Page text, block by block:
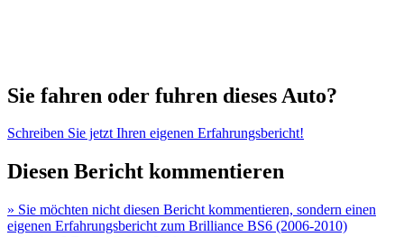
Sie fahren oder fuhren dieses Auto?
Schreiben Sie jetzt Ihren eigenen Erfahrungsbericht!
Diesen Bericht kommentieren
» Sie möchten nicht diesen Bericht kommentieren, sondern einen
eigenen Erfahrungsbericht zum Brilliance BS6 (2006-2010)